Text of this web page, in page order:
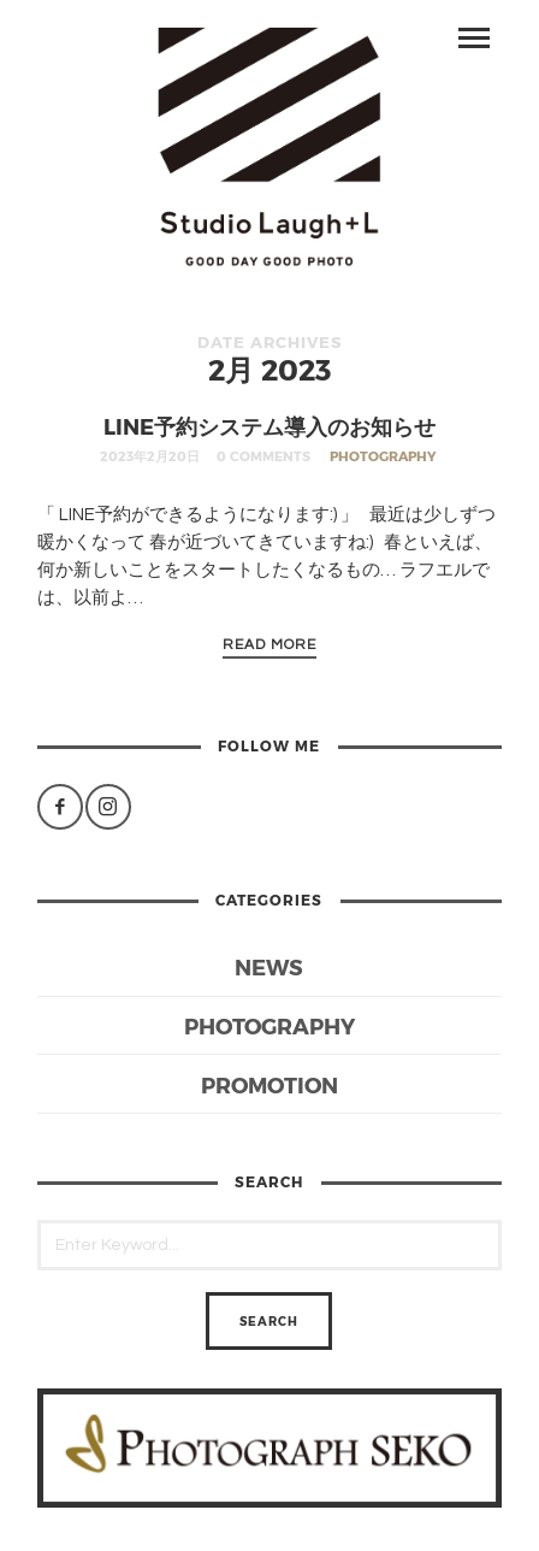
DATE ARCHIVES
2月 2023
LINE予約システム導入のお知らせ
2023年2月20日 0 COMMENTS PHOTOGRAPHY
「 LINE予約ができるようになります:) 」 最近は少しずつ
暖かくなって 春が近づいてきていますね:) 春といえば、
何か新しいことをスタートしたくなるもの… ラフエルで
は、以前よ…
READ MORE
FOLLOW ME
CATEGORIES
NEWS
PHOTOGRAPHY
PROMOTION
SEARCH